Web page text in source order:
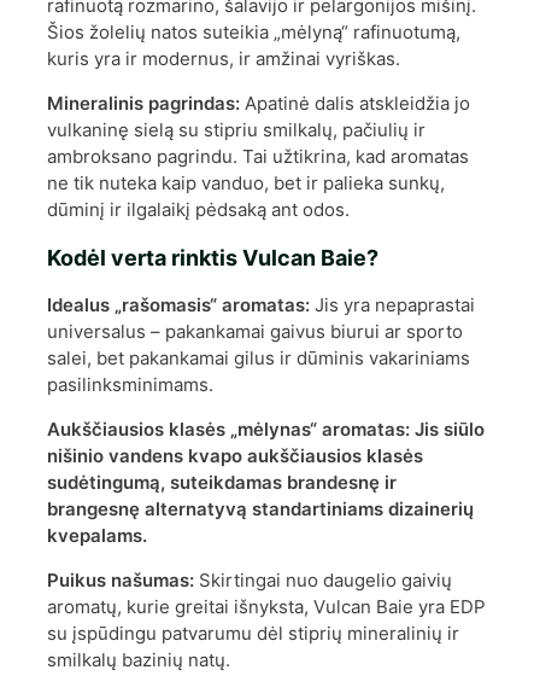
rafinuotą rozmarino, šalavijo ir pelargonijos mišinį.
Šios žolelių natos suteikia „mėlyną“ rafinuotumą,
kuris yra ir modernus, ir amžinai vyriškas.
Mineralinis pagrindas: Apatinė dalis atskleidžia jo
vulkaninę sielą su stipriu smilkalų, pačiulių ir
ambroksano pagrindu. Tai užtikrina, kad aromatas
ne tik nuteka kaip vanduo, bet ir palieka sunkų,
dūminį ir ilgalaikį pėdsaką ant odos.
Kodėl verta rinktis Vulcan Baie?
Idealus „rašomasis“ aromatas: Jis yra nepaprastai
universalus – pakankamai gaivus biurui ar sporto
salei, bet pakankamai gilus ir dūminis vakariniams
pasilinksminimams.
Aukščiausios klasės „mėlynas“ aromatas: Jis siūlo
nišinio vandens kvapo aukščiausios klasės
sudėtingumą, suteikdamas brandesnę ir
brangesnę alternatyvą standartiniams dizainerių
kvepalams.
Puikus našumas: Skirtingai nuo daugelio gaivių
aromatų, kurie greitai išnyksta, Vulcan Baie yra EDP
su įspūdingu patvarumu dėl stiprių mineralinių ir
smilkalų bazinių natų.